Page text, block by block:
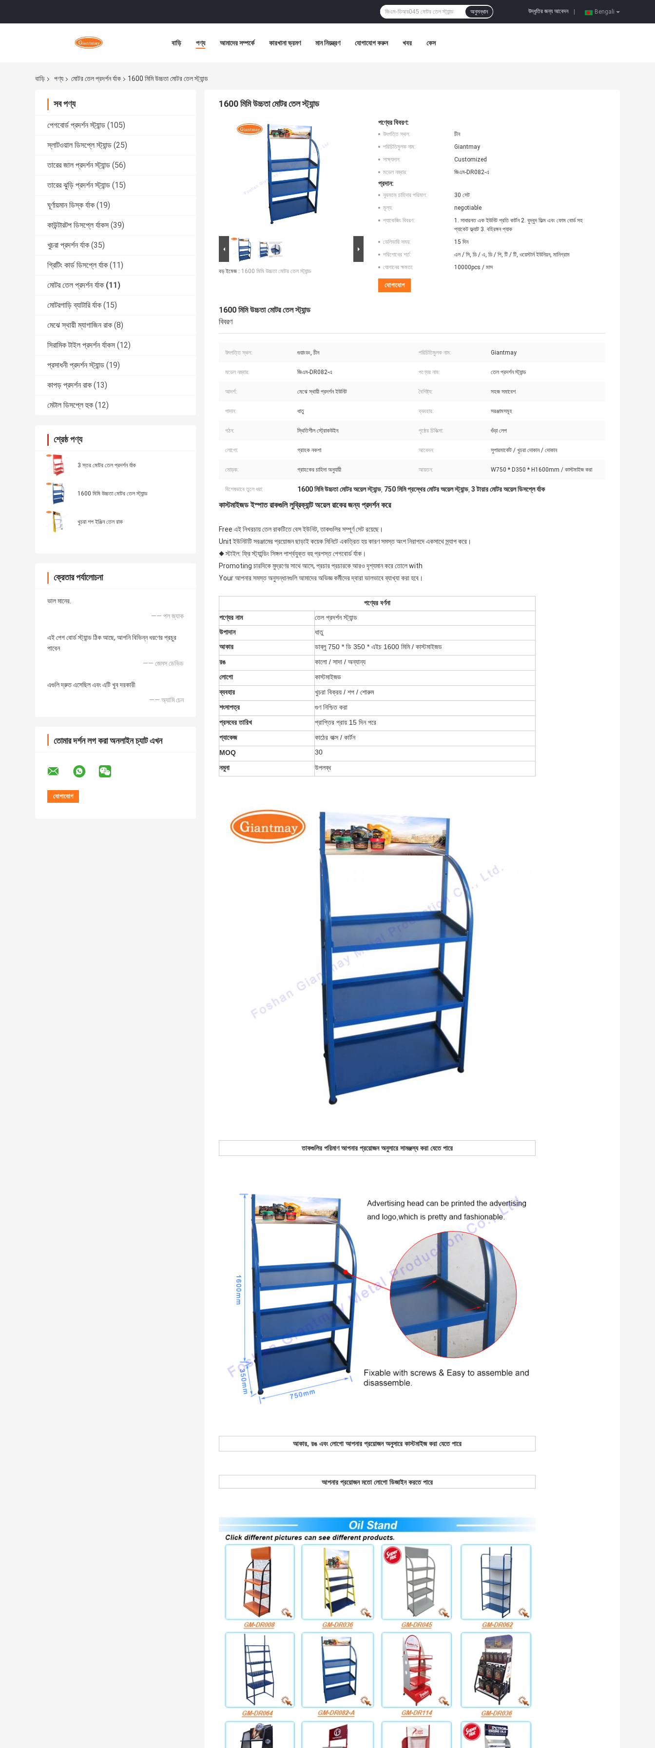
Bengali
উদ্ধৃতির জন্য আবেদন
অনুসন্ধান
বাড়ি পণ্য আমাদের সম্পর্কে কারখানা ভ্রমণ মান নিয়ন্ত্রণ যোগাযোগ করুন খবর কেস
বাড়ি পণ্য মোটর তেল প্রদর্শন র্যাক 1600 মিমি উচ্চতা মোটর তেল স্ট্যান্ড
সব পণ্য
পেগবোর্ড প্রদর্শন স্ট্যান্ড (105)
স্লাটওয়াল ডিসপ্লে স্ট্যান্ড (25)
তারের জাল প্রদর্শন স্ট্যান্ড (56)
তারের ঝুড়ি প্রদর্শন স্ট্যান্ড (15)
ঘূর্ণায়মান ডিস্ক র্যাক (19)
কাউন্টারটপ ডিসপ্লে র্যাকস (39)
খুচরা প্রদর্শন র্যাক (35)
গ্রিটিং কার্ড ডিসপ্লে র্যাক (11)
মোটর তেল প্রদর্শন র্যাক (11)
মোটরগাড়ি ব্যাটারি র্যাক (15)
মেঝে স্থায়ী ম্যাগাজিন রাক (8)
সিরামিক টাইল প্রদর্শন র্যাকস (12)
প্রসাধনী প্রদর্শন স্ট্যান্ড (19)
কাপড় প্রদর্শন রাক (13)
মেটাল ডিসপ্লে হুক (12)
শ্রেষ্ঠ পণ্য
3 স্তর মোটর তেল প্রদর্শন র্যাক
1600 মিমি উচ্চতা মোটর তেল স্ট্যান্ড
খুচরা শপ ইঞ্জিন তেল রাক
ক্রেতার পর্যালোচনা
ভাল মানের.
—— পল জ্যাক
এই পেগ বোর্ড স্ট্যান্ড ঠিক আছে, আপনি বিভিন্ন ধরণের প্রচুর
পাবেন
—— জেমস ডেভিড
এগুলি দ্রুত এসেছিল এবং এটি খুব দরকারী
—— অ্যামি চেন
তোমার দর্শন লগ করা অনলাইন চ্যাট এখন
1600 মিমি উচ্চতা মোটর তেল স্ট্যান্ড
বড় ইমেজ : 1600 মিমি উচ্চতা মোটর তেল স্ট্যান্ড
পণ্যের বিবরণ:
উৎপত্তি স্থল:
চীন
পরিচিতিমুলক নাম:
Giantmay
সাক্ষ্যদান:
Customized
মডেল নম্বার:
জিএম-DR082-এ
প্রদান:
ন্যূনতম চাহিদার পরিমাণ:
30 সেট
মূল্য:
negotiable
প্যাকেজিং বিবরণ:
1. সাধারনত এক ইউনিট প্রতি কার্টন 2. বুদ্বুদ ফিল্ম এবং ফোম বোর্ড সহ
প্যাকেট ফ্ল্যাট 3. বহিরঙ্গন প্যাক
ডেলিভারি সময়:
15 দিন
পরিশোধের শর্ত:
এল / সি, ডি / এ, ডি / পি, টি / টি, ওয়েস্টার্ন ইউনিয়ন, মানিগ্রাম
যোগানের ক্ষমতা:
10000pcs / মাস
যোগাযোগ
1600 মিমি উচ্চতা মোটর তেল স্ট্যান্ড
বিবরণ
উৎপত্তি স্থল: গুয়াংডং, চীন পরিচিতিমুলক নাম: Giantmay
মডেল নম্বার: জিএম-DR082-এ পণ্যের নাম: তেল প্রদর্শন স্ট্যান্ড
আদর্শ: মেঝে স্থায়ী প্রদর্শন ইউনিট বৈশিষ্ট্য: সহজ সমাবেশ
পাদান: ধাতু ব্যবহার: সরঞ্জামসমূহ
গঠন: স্থিতিশীল স্ট্রোকউইন পৃষ্ঠের চিকিত্সা: গুঁড়া লেপ
লোগো: গ্রাহক নকশা আবেদন: সুপারমার্কেট / খুচরা দোকান / দোকান
মোড়ক: গ্রাহকের চাহিদা অনুযায়ী আয়তন: W750 * D350 * H1600mm / কাস্টমাইজ করা
বিশেষভাবে তুলে ধরা: 1600 মিমি উচ্চতা মোটর অয়েল স্ট্যান্ড, 750 মিমি প্রস্থের মোটর অয়েল স্ট্যান্ড, 3 টায়ার মোটর অয়েল ডিসপ্লে র্যাক
কাস্টমাইজড ইস্পাত রাকগুলি লুব্রিক্যান্ট অয়েল রাকের জন্য প্রদর্শন করে
Free এই নিখরচায় তেল রাকটিতে বেস ইউনিট, তাকগুলির সম্পূর্ণ সেট রয়েছে।
Unit ইউনিটটি সরঞ্জামের প্রয়োজন ছাড়াই কয়েক মিনিটে একত্রিত হয় কারণ সমস্ত অংশ নিরাপদে একসাথে স্ন্যাপ করে।
◆ স্টাইল: ফ্রি স্ট্যান্ডিং সিঙ্গল পার্শ্বযুক্ত বহু প্রশস্ত পেগবোর্ড র্যাক।
Promoting চারদিকে মুদ্রণের সাথে আসে, প্রচার প্রচারকে আরও দৃশ্যমান করে তোলে with
Your আপনার সমস্ত অনুসন্ধানগুলি আমাদের অভিজ্ঞ কর্মীদের দ্বারা ভালভাবে ব্যাখ্যা করা হবে।
পণ্যের বর্ণনা
পণ্যের নাম
তেল প্রদর্শন স্ট্যান্ড
উপাদান
ধাতু
আকার
ডাব্লু 750 * ডি 350 * এইচ 1600 মিমি / কাস্টমাইজড
রঙ
কালো / সাদা / অন্যান্য
লোগো
কাস্টমাইজড
ব্যবহার
খুচরা বিক্রয় / শপ / শোরুম
শংসাপত্র
গুণ নিশ্চিত করা
প্রসবের তারিখ
প্রাপ্তির প্রায় 15 দিন পরে
প্যাকেজ
কাঠের বাক্স / কার্টন
MOQ
30
নমুনা
উপলব্ধ
তাকগুলির পরিমাণ আপনার প্রয়োজন অনুসারে সামঞ্জস্য করা যেতে পারে
আকার, রঙ এবং লোগো আপনার প্রয়োজন অনুসারে কাস্টমাইজ করা যেতে পারে
আপনার প্রয়োজন মতো লোগো ডিজাইন করতে পারে